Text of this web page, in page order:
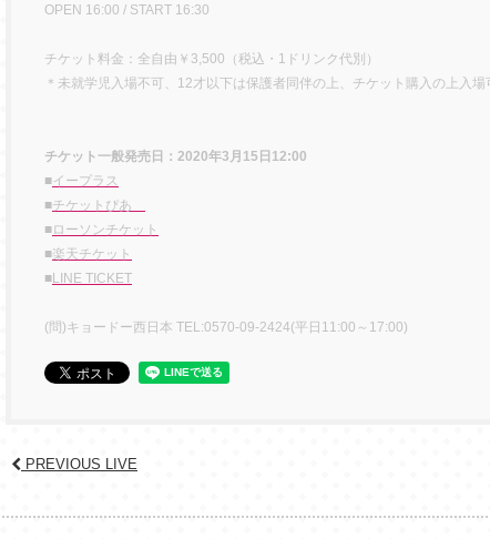
OPEN 16:00 / START 16:30
チケット料金：全自由￥3,500（税込・1ドリンク代別）
＊未就学児入場不可、12才以下は保護者同伴の上、チケット購入の上入場
チケット一般発売日：2020年3月15日12:00
■イープラス
■チケットぴあ
■ローソンチケット
■楽天チケット
■LINE TICKET
(問)キョードー西日本 TEL:0570-09-2424(平日11:00～17:00)
PREVIOUS LIVE